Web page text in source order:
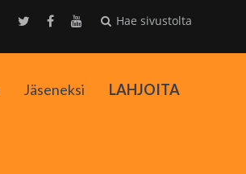
Hae sivustolta
Jäseneksi LAHJOITA